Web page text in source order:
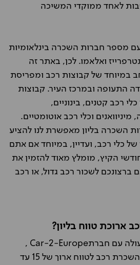
לאחד ממוקדי המשיכה
מספר חברות השכרה בינלאומיות
ואלאמו. לכן, באתר זה
במיוחד של קבוצות רכב ומפריסת
התעופה ובמרכז העיר. קבוצות
רכב קטנים, בינוניים,
וכלי רכב אוטומטיים.
השכרה בליון מאפשרת לנו להציע
של כלי רכב, ועדיין, במיוחד אם אתם
הקיץ, מומלץ מאוד להזמין את
לשכור רכב גדול, או רכב
ארוכת טווח בליון?
חדש באופרן! שיתוף פעולה עם חברתCar-2-Europe ,
באמצעותו אנו מציעים השכרת רכב לטווח ארוך של 15 עד